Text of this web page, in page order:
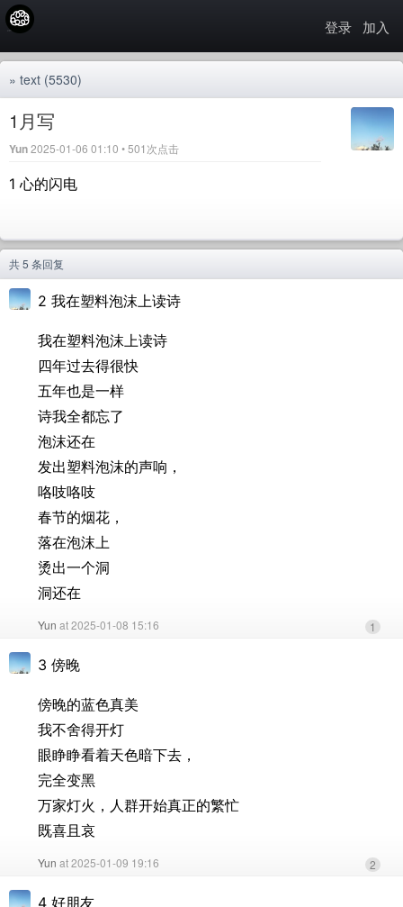
登录 加入
» text (5530)
1月写
Yun2025-01-06 01:10 • 501次点击
1 心的闪电
共 5 条回复
2 我在塑料泡沫上读诗
我在塑料泡沫上读诗
四年过去得很快
五年也是一样
诗我全都忘了
泡沫还在
发出塑料泡沫的声响，
咯吱咯吱
春节的烟花，
落在泡沫上
烫出一个洞
洞还在
Yun at 2025-01-08 15:16 1
3 傍晚
傍晚的蓝色真美
我不舍得开灯
眼睁睁看着天色暗下去，
完全变黑
万家灯火，人群开始真正的繁忙
既喜且哀
Yun at 2025-01-09 19:16 2
4 好朋友